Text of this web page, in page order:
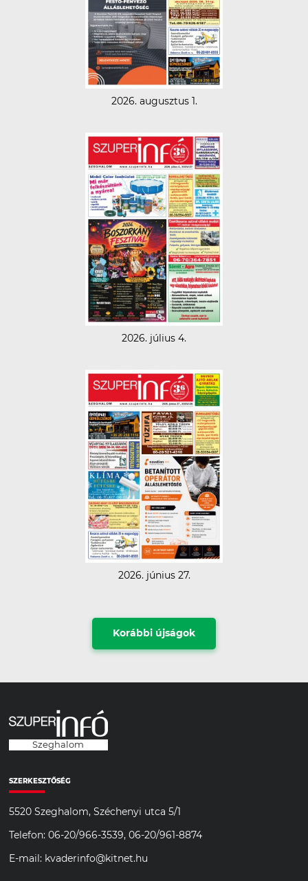
2026. augusztus 1.
2026. július 4.
2026. június 27.
Korábbi újságok
Szeghalom
SZERKESZTŐSÉG
5520 Szeghalom, Széchenyi utca 5/1
Telefon: 06-20/966-3539, 06-20/961-8874
E-mail: kvaderinfo@kitnet.hu